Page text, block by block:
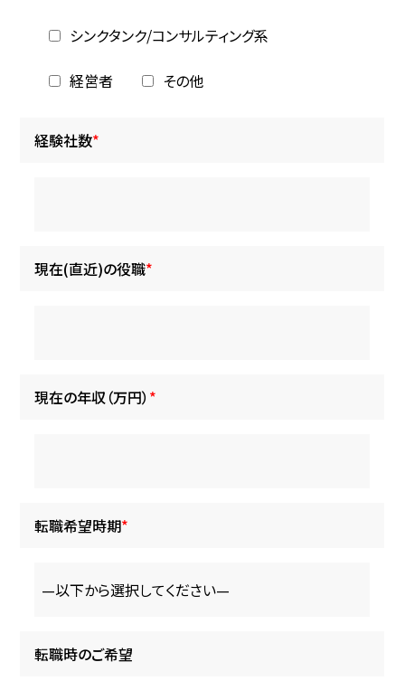
シンクタンク/コンサルティング系
経営者 その他
経験社数*
現在(直近)の役職*
現在の年収（万円） *
転職希望時期*
転職時のご希望